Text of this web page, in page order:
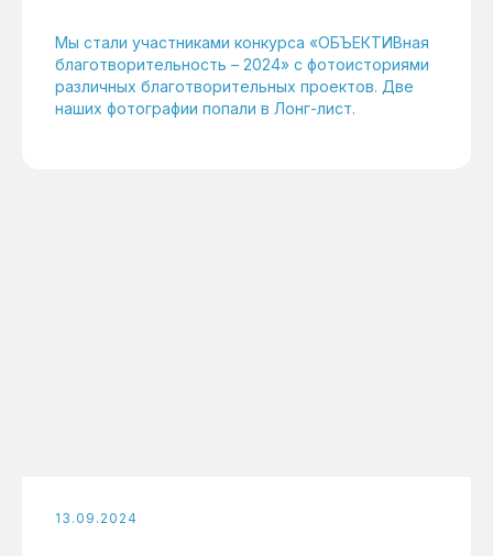
Мы стали участниками конкурса «ОБЪЕКТИВная
благотворительность – 2024» с фотоисториями
различных благотворительных проектов. Две
наших фотографии попали в Лонг-лист.
13.09.2024